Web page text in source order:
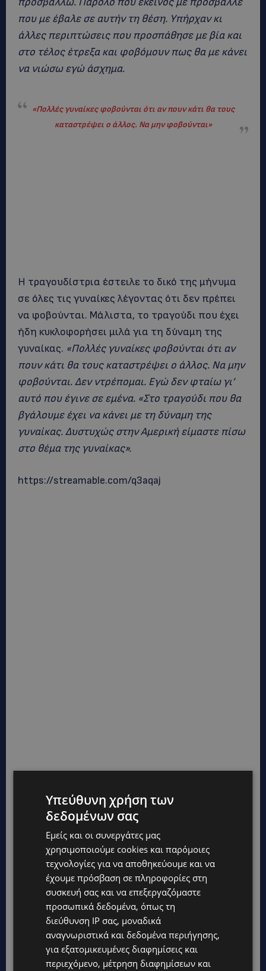
που με έβαλε σε αυτήν τη θέση. Υπήρχαν κι
άλλες περιπτώσεις που προσπάθησε με βία και
στο τέλος έτρεξα και φοβόμουν πως θα με κάνει
να νιώσω εγώ άσχημα.
«Πολλές γυναίκες φοβούνται ότι αν πουν κάτι θα τους
καταστρέψει ο άλλος. Να μην φοβούνται»
Η τραγουδίστρια έστειλε το δικό της μήνυμα
σε όλες τις γυναίκες λέγοντας ότι δεν πρέπει
να φοβούνται. Μάλιστα, το τραγούδι που έχει
ήδη κυκλοφορήσει μιλά για τη δύναμη της
γυναίκας. «Πολλές γυναίκες φοβούνται ότι αν
πουν κάτι θα τους καταστρέψει ο άλλος. Να μην
φοβούνται. Δεν ντρέπομαι. Εγώ δεν φταίω γι’
αυτό που έγινε σε εμένα. «Στο τραγούδι που θα
βγάλουμε έχει να κάνει με τη δύναμη της
γυναίκας. Δυστυχώς στην Αμερική είμαστε πίσω
στο θέμα της γυναίκας».
https://streamable.com/q3aqaj
Υπεύθυνη χρήση των
δεδομένων σας
Εμείς και οι συνεργάτες μας
χρησιμοποιούμε cookies και παρόμοιες
τεχνολογίες για να αποθηκεύουμε και να
έχουμε πρόσβαση σε πληροφορίες στη
συσκευή σας και να επεξεργαζόμαστε
προσωπικά δεδομένα, όπως τη
διεύθυνση IP σας, μοναδικά
αναγνωριστικά και δεδομένα περιήγησης,
για εξατομικευμένες διαφημίσεις και
περιεχόμενο, μέτρηση διαφημίσεων και